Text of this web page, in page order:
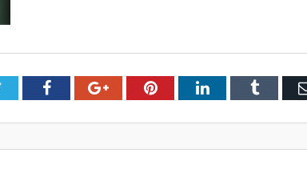
TwitterFacebookGoogle+PinterestLinkedInTumblr